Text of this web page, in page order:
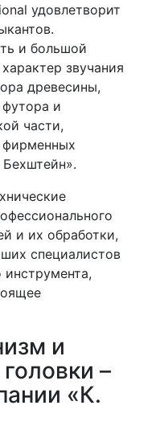
удовлетворит
и большой
звучания
древесины,
и
части,
фирменных
и их обработки,
специалистов
инструмента,
и
–
«К.